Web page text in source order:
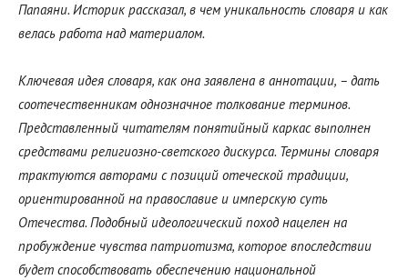
Папаяни. Историк рассказал, в чем уникальность словаря и как
велась работа над материалом.
Ключевая идея словаря, как она заявлена в аннотации, – дать
соотечественникам однозначное толкование терминов.
Представленный читателям понятийный каркас выполнен
средствами религиозно-светского дискурса. Термины словаря
трактуются авторами с позиций отеческой традиции,
ориентированной на православие и имперскую суть
Отечества. Подобный идеологический поход нацелен на
пробуждение чувства патриотизма, которое впоследствии
будет способствовать обеспечению национальной